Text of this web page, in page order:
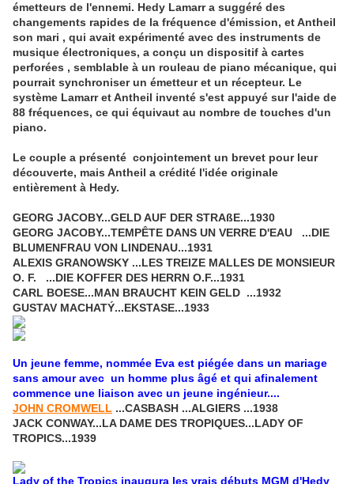
émetteurs de l'ennemi. Hedy Lamarr a suggéré des
changements rapides de la fréquence d'émission, et Antheil
son mari , qui avait expérimenté avec des instruments de
musique électroniques, a conçu un dispositif à cartes
perforées , semblable à un rouleau de piano mécanique, qui
pourrait synchroniser un émetteur et un récepteur. Le
système Lamarr et Antheil inventé s'est appuyé sur l'aide de
88 fréquences, ce qui équivaut au nombre de touches d'un
piano.
Le couple a présenté conjointement un brevet pour leur
découverte, mais Antheil a crédité l'idée originale
entièrement à Hedy.
GEORG JACOBY...GELD AUF DER STRAßE...1930
GEORG JACOBY...TEMPÊTE DANS UN VERRE D'EAU ...DIE
BLUMENFRAU VON LINDENAU...1931
ALEXIS GRANOWSKY ...LES TREIZE MALLES DE MONSIEUR
O. F. ...DIE KOFFER DES HERRN O.F...1931
CARL BOESE...MAN BRAUCHT KEIN GELD ...1932
GUSTAV MACHATÝ...EKSTASE...1933
Un jeune femme, nommée Eva est piégée dans un mariage
sans amour avec un homme plus âgé et qui afinalement
commence une liaison avec un jeune ingénieur....
JOHN CROMWELL ...CASBASH ...ALGIERS ...1938
JACK CONWAY...LA DAME DES TROPIQUES...LADY OF
TROPICS...1939
Lady of the Tropics inaugura les vrais débuts MGM d'Hedy